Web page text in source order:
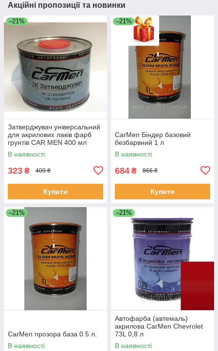
Акційні пропозиції та новинки
–21%
Затверджувач універсальний
для акрилових лаків фарб
грунтів CAR MEN 400 мл
В наявності
323 ₴ 409 ₴
Купити
–21%
CarMen Біндер базовий
безбарвний 1 л
В наявності
684 ₴ 866 ₴
Купити
–21%
CarMen прозора база 0.5 л.
В наявності
–21%
Автофарба (автемаль)
акрилова CarMen Chevrolet
73L 0,8 л
В наявності